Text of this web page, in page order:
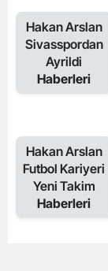
Hakan Arslan
Sivasspordan
Ayrildi
Haberleri
Hakan Arslan
Futbol Kariyeri
Yeni Takim
Haberleri